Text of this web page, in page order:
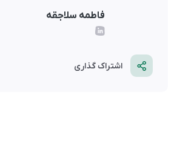
فاطمه سلاجقه
اشتراک گذاری